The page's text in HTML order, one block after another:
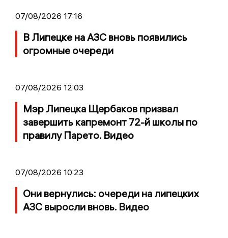
07/08/2026 17:16
В Липецке на АЗС вновь появились
огромные очереди
07/08/2026 12:03
Мэр Липецка Щербаков призвал
завершить капремонт 72-й школы по
правилу Парето. Видео
07/08/2026 10:23
Они вернулись: очереди на липецких
АЗС выросли вновь. Видео